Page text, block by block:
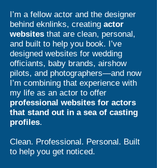
I’m a fellow actor and the designer
behind eknlinks, creating actor
websites that are clean, personal,
and built to help you book. I’ve
designed websites for wedding
officiants, baby brands, airshow
pilots, and photographers—and now
I’m combining that experience with
my life as an actor to offer
professional websites for actors
that stand out in a sea of casting
profiles.
Clean. Professional. Personal. Built
to help you get noticed.